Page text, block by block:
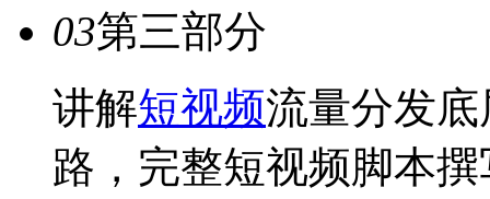
03第三部分
讲解短视频流量分发
路，完整短视频脚本